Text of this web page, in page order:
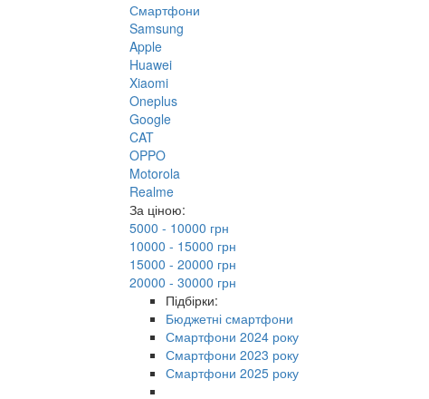
Смартфони
Samsung
Apple
Huawei
Xiaomi
Oneplus
Google
CAT
OPPO
Motorola
Realme
За ціною:
5000 - 10000 грн
10000 - 15000 грн
15000 - 20000 грн
20000 - 30000 грн
Підбірки:
Бюджетні смартфони
Смартфони 2024 року
Смартфони 2023 року
Смартфони 2025 року